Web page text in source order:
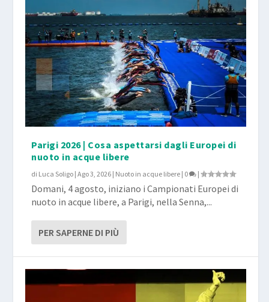
Parigi 2026 | Cosa aspettarsi dagli Europei di
nuoto in acque libere
di Luca Soligo |Ago 3, 2026 | Nuoto in acque libere | 0 |
Domani, 4 agosto, iniziano i Campionati Europei di
nuoto in acque libere, a Parigi, nella Senna,...
PER SAPERNE DI PIÙ